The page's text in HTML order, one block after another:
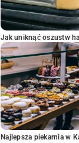
Jak uniknąć oszustw
Najlepsza piekarnia w